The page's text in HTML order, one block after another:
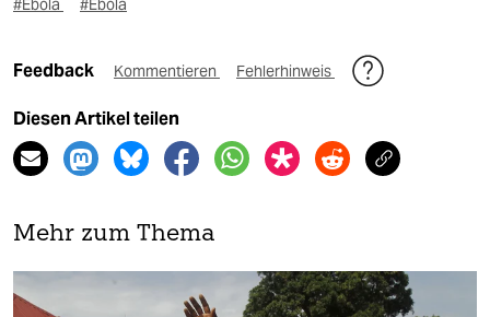
#Ebola #Ebola
Feedback Kommentieren Fehlerhinweis
Diesen Artikel teilen
Mehr zum Thema